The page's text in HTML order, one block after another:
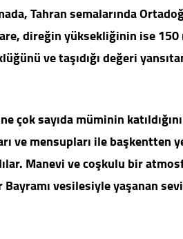
Tahran semalarında
direğin yüksekliğinin ise
ve taşıdığı değeri
sayıda müminin
ve mensupları ile başkentten
Manevi ve coşkulu bir
vesilesiyle yaşanan